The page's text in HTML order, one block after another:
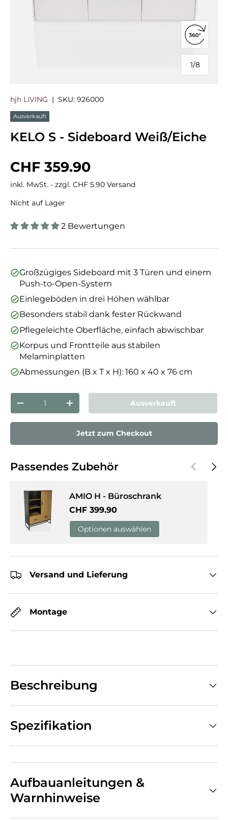
1/
von
8
360°-
hjh LIVING | SKU: 926000
Ausverkauft
KELO S - Sideboard Weiß/Eiche
Normaler Preis
CHF 359.90
inkl. MwSt. - zzgl. CHF 5.90 Versand
Nicht auf Lager
2 Bewertungen
Großzügiges Sideboard mit 3 Türen und einem
Push-to-Open-System
Einlegeböden in drei Höhen wählbar
Besonders stabil dank fester Rückwand
Pflegeleichte Oberfläche, einfach abwischbar
Korpus und Frontteile aus stabilen
Melaminplatten
Abmessungen (B x T x H): 160 x 40 x 76 cm
Anzahl
Menge verringernMenge erhöhen Ausverkauft
Jetzt zum Checkout
Passendes Zubehör Vorherige
AMIO H - Büroschrank
Normaler Preis
CHF 399.90
Optionen auswählen
Versand und Lieferung
Montage
Beschreibung
Spezifikation
Aufbauanleitungen &
Warnhinweise